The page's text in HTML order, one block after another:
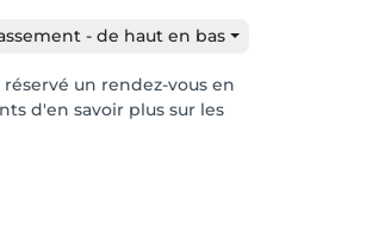
- de haut en bas
réservé un rendez-vous en
d'en savoir plus sur les